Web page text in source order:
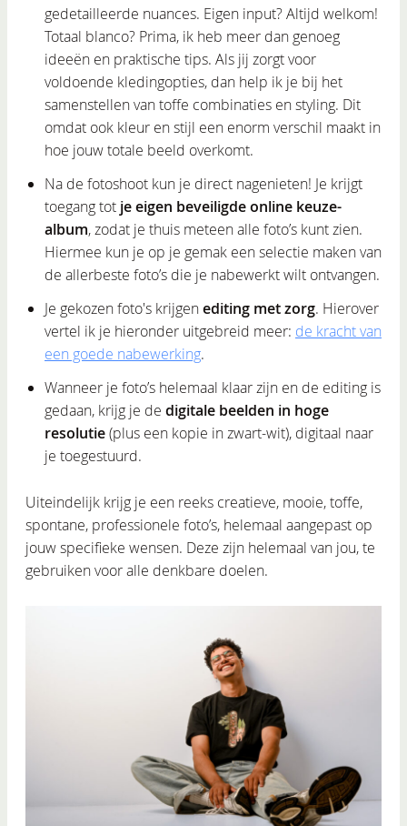
gedetailleerde nuances. Eigen input? Altijd welkom!
Totaal blanco? Prima, ik heb meer dan genoeg
ideeën en praktische tips. Als jij zorgt voor
voldoende kledingopties, dan help ik je bij het
samenstellen van toffe combinaties en styling. Dit
omdat ook kleur en stijl een enorm verschil maakt in
hoe jouw totale beeld overkomt.
Na de fotoshoot kun je direct nagenieten! Je krijgt
toegang tot je eigen beveiligde online keuze-
album, zodat je thuis meteen alle foto’s kunt zien.
Hiermee kun je op je gemak een selectie maken van
de allerbeste foto’s die je nabewerkt wilt ontvangen.
Je gekozen foto's krijgenediting met zorg. Hierover
vertel ik je hieronder uitgebreid meer: de kracht van
een goede nabewerking.
Wanneer je foto’s helemaal klaar zijn en de editing is
gedaan, krijg je de digitale beelden in hoge
resolutie(plus een kopie in zwart-wit), digitaal naar
je toegestuurd.
Uiteindelijk krijg je een reeks creatieve, mooie, toffe,
spontane, professionele foto’s, helemaal aangepast op
jouw specifieke wensen. Deze zijn helemaal van jou, te
gebruiken voor alle denkbare doelen.